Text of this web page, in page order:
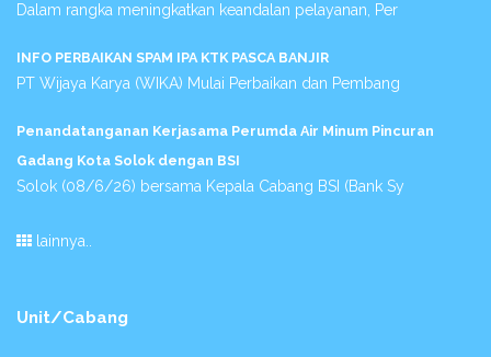
Dalam rangka meningkatkan keandalan pelayanan, Per
INFO PERBAIKAN SPAM IPA KTK PASCA BANJIR
PT Wijaya Karya (WIKA) Mulai Perbaikan dan Pembang
Penandatanganan Kerjasama Perumda Air Minum Pincuran
Gadang Kota Solok dengan BSI
Solok (08/6/26) bersama Kepala Cabang BSI (Bank Sy
lainnya..
Unit/Cabang